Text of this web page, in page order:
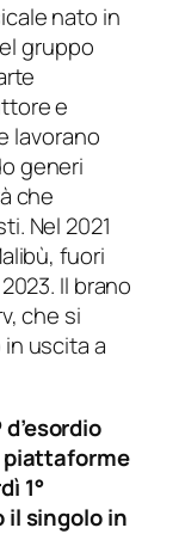
nato in
gruppo
e
lavorano
generi
che
Nel 2021
fuori
Il brano
che si
uscita a
d’esordio
piattaforme
1°
il singolo in